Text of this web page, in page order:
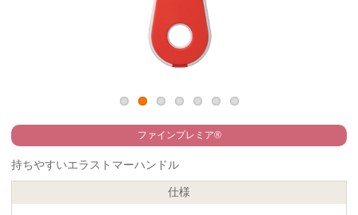
ファインプレミア®
持ちやすいエラストマーハンドル
仕様